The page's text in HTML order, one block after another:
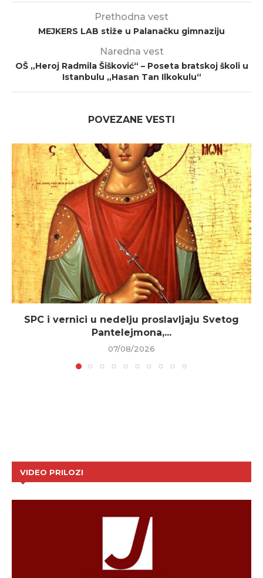
Prethodna vest
MEJKERS LAB stiže u Palanačku gimnaziju
Naredna vest
OŠ „Heroj Radmila Šišković“ – Poseta bratskoj školi u
Istanbulu „Hasan Tan Ilkokulu“
POVEZANE VESTI
SPC i vernici u nedelju proslavljaju Svetog
Pantelejmona,...
07/08/2026
VIDEO PRILOZI